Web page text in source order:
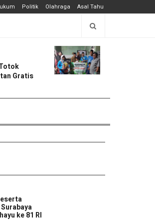
Politik Olahraga Asal Tahu
Gratis
ke 81 RI